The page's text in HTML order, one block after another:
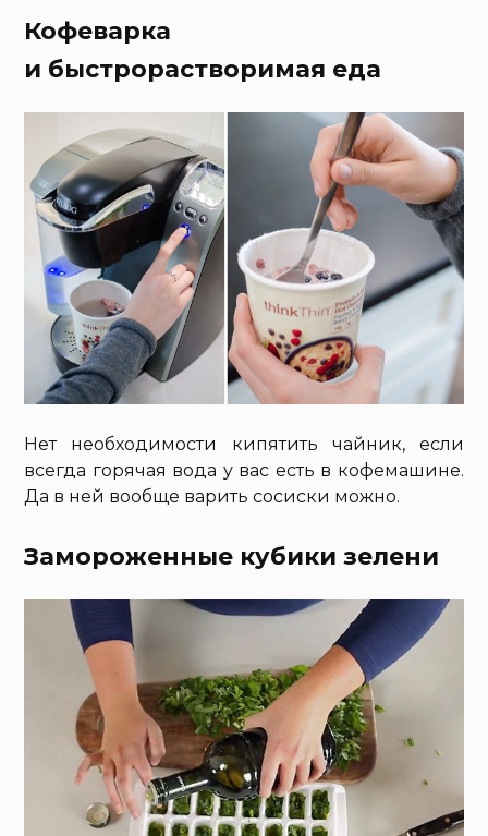
Кофеварка
и быстрорастворимая еда
Нет необходимости кипятить чайник, если
всегда горячая вода у вас есть в кофемашине.
Да в ней вообще варить сосиски можно.
Замороженные кубики зелени